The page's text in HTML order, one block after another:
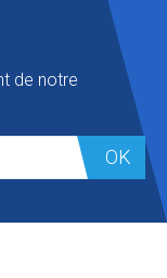
de notre
OK